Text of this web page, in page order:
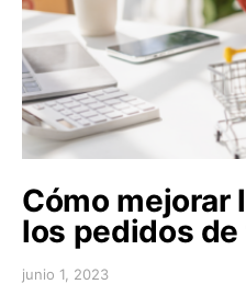
Cómo mejorar
los pedidos
junio 1, 2023